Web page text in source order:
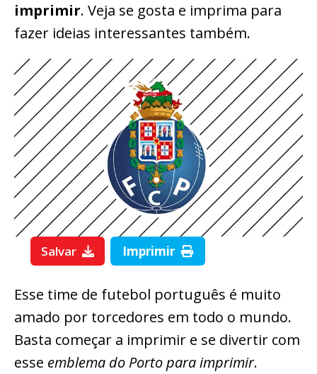
imprimir. Veja se gosta e imprima para
fazer ideias interessantes também.
Salvar Imprimir
Esse time de futebol português é muito
amado por torcedores em todo o mundo.
Basta começar a imprimir e se divertir com
esse emblema do Porto para imprimir.